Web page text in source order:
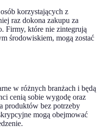
korzystających z
raz dokona zakupu za
Firmy, które nie zintegrują
środowiskiem, mogą zostać
w różnych branżach i będą
cenią sobie wygodę oraz
produktów bez potrzeby
mogą obejmować